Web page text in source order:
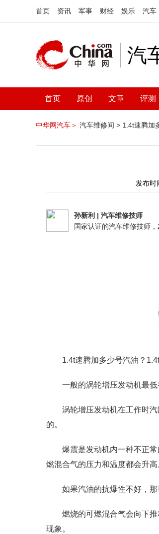
首页 资讯 军事 财经 娱乐 汽车
汽
首页 原创 文章 评测
中华网汽车＞ 汽车维修间 > 1.4t速腾加
发布时
孙新利 | 汽车维修技师
1.4t速腾加多少号汽油？
一般的涡轮增压发动机最
涡轮增压发动机在工作时
的。
爆震是发动机内一种不正
燃混合气的压力和温度都会升高
如果汽油的抗爆性不好，
燃烧的可燃混合气会向下
现象。